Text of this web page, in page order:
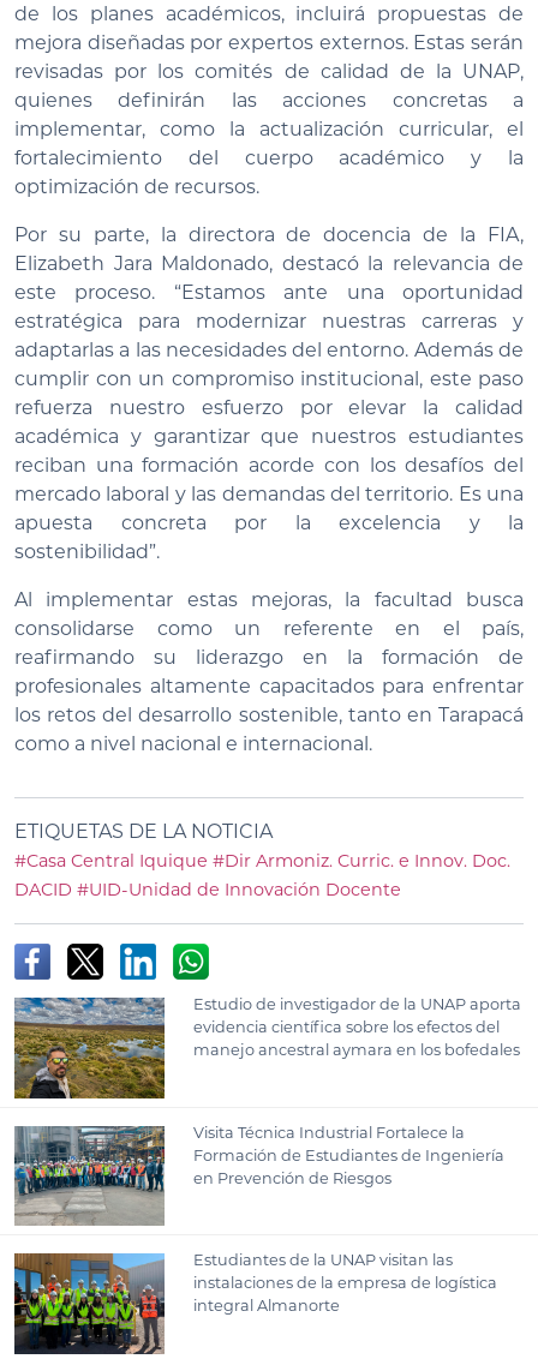
de los planes académicos, incluirá propuestas de
mejora diseñadas por expertos externos. Estas serán
revisadas por los comités de calidad de la UNAP,
quienes definirán las acciones concretas a
implementar, como la actualización curricular, el
fortalecimiento del cuerpo académico y la
optimización de recursos.
Por su parte, la directora de docencia de la FIA,
Elizabeth Jara Maldonado, destacó la relevancia de
este proceso. “Estamos ante una oportunidad
estratégica para modernizar nuestras carreras y
adaptarlas a las necesidades del entorno. Además de
cumplir con un compromiso institucional, este paso
refuerza nuestro esfuerzo por elevar la calidad
académica y garantizar que nuestros estudiantes
reciban una formación acorde con los desafíos del
mercado laboral y las demandas del territorio. Es una
apuesta concreta por la excelencia y la
sostenibilidad”.
Al implementar estas mejoras, la facultad busca
consolidarse como un referente en el país,
reafirmando su liderazgo en la formación de
profesionales altamente capacitados para enfrentar
los retos del desarrollo sostenible, tanto en Tarapacá
como a nivel nacional e internacional.
ETIQUETAS DE LA NOTICIA
#Casa Central Iquique #Dir Armoniz. Curric. e Innov. Doc.
DACID #UID-Unidad de Innovación Docente
Estudio de investigador de la UNAP aporta
evidencia científica sobre los efectos del
manejo ancestral aymara en los bofedales
Visita Técnica Industrial Fortalece la
Formación de Estudiantes de Ingeniería
en Prevención de Riesgos
Estudiantes de la UNAP visitan las
instalaciones de la empresa de logística
integral Almanorte